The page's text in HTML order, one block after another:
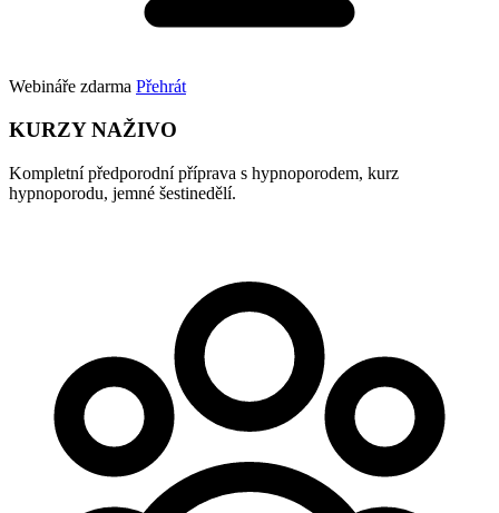
Webináře zdarma Přehrát
KURZY NAŽIVO
Kompletní předporodní příprava s hypnoporodem, kurz
hypnoporodu, jemné šestinedělí.